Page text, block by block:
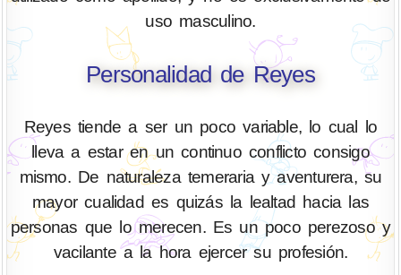
uso masculino.
Personalidad de Reyes
Reyes tiende a ser un poco variable, lo cual lo
lleva a estar en un continuo conflicto consigo
mismo. De naturaleza temeraria y aventurera, su
mayor cualidad es quizás la lealtad hacia las
personas que lo merecen. Es un poco perezoso y
vacilante a la hora ejercer su profesión.